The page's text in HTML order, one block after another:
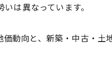
は異なっています。
動向と、新築・中古・土